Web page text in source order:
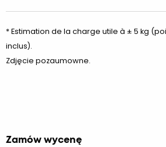
* Estimation de la charge utile à ± 5 kg
inclus).
Zdjęcie pozaumowne.
Zamów wycenę